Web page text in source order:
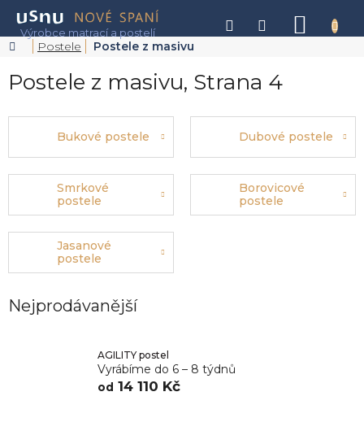
obsah
Domů
Postele Postele z masivu
Postele z masivu, Strana 4
Bukové postele Dubové postele
Smrkové
postele
Borovicové
postele
Jasanové
postele
Nejprodávanější
AGILITY postel
Vyrábíme do 6 – 8 týdnů
od 14 110 Kč